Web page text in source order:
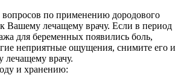
по применению дородового
Вашему лечащему врачу. Если в период
для беременных появились боль,
неприятные ощущения, снимите его и
лечащему врачу.
и хранению: